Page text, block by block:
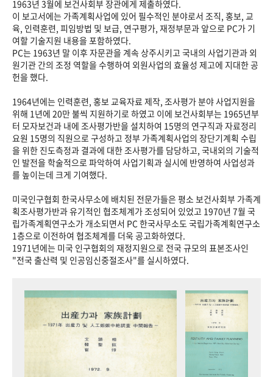
1963년 3월에 보건사회부 장관에게 제출하였다.
이 보고서에는 가족계획사업에 있어 필수적인 분야로서 조직, 홍보, 교
육, 인력훈련, 피임방법 및 보급, 연구평가, 재정부문과 앞으로 PC가 기
여할 기술지원 내용을 포함하였다.
PC는 1963년 말 이후 자문관을 계속 상주시키고 국내의 사업기관과 외
원기관 간의 조정 역할을 수행하여 외원사업의 효율성 제고에 지대한 공
헌을 했다.
1964년에는 인력훈련, 홍보 교육자료 제작, 조사평가 분야 사업지원을
위해 1년에 20만 불씩 지원하기로 하였고 이에 보건사회부는 1965년부
터 모자보건과 내에 조사평가반을 설치하여 15명의 연구직과 자료정리
요원 15명의 직원으로 구성하고 정부 가족계획사업의 장단기계획 수립
을 위한 진도측정과 결과에 대한 조사평가를 담당하고, 국내외의 기술적
인 발전을 학술적으로 파악하여 사업기획과 실시에 반영하여 사업성과
를 높이는데 크게 기여했다.
미국인구협회 한국사무소에 배치된 전문가들은 평소 보건사회부 가족계
획조사평가반과 유기적인 협조체계가 조성되어 있었고 1970년 7월 국
립가족계획연구소가 개소되면서 PC 한국사무소도 국립가족계획연구소
1층으로 이전하여 협조체계를 더욱 공고화하였다.
1971년에는 미국 인구협회의 재정지원으로 전국 규모의 표본조사인
"전국 출산력 및 인공임신중절조사"를 실시하였다.